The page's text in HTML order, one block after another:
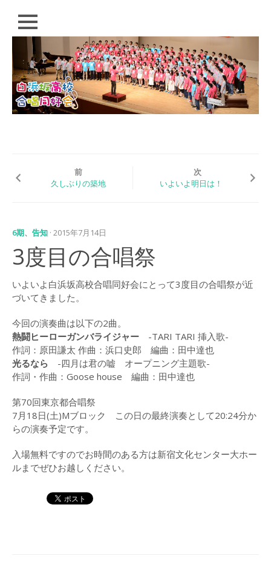
じ
HOME
PROFILE
「歌おう！いつの日
も。」（2018）
（2015）
白浜坂高校合唱祭
(2014)
LOG
2016年
2015年
2014年
前
久しぶりの築地
次
いよいよ明日は！
6期、 告知 · 2015年7月14日
3度目の合唱祭
いよいよ白浜坂高校合唱同好会にとって3度目の合唱祭が近
づいてきました。
今回の演奏曲は以下の2曲。
熱闘ヒーローガンバライジャー-TARI TARI 挿入歌-
作詞：原田謙太 作曲：浜口史郎 編曲：田中達也
光るなら -四月は君の嘘 オープニング主題歌-
作詞・作曲：Goose house 編曲：田中達也
第70回東京都合唱祭
7月18日(土)Mブロック この日の最終演奏として20:24分か
らの演奏予定です。
入場無料ですのでお時間のある方は新宿文化センター大ホー
ルまでぜひお越しください。